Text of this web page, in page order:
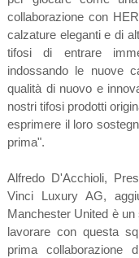
collaborazione con
calzature eleganti e di
tifosi di entrare
indossando le nuove
qualità di nuovo e
nostri tifosi prodotti
esprimere il loro
prima".
Alfredo D'Acchioli,
Vinci Luxury AG,
Manchester United è
lavorare con questa
prima